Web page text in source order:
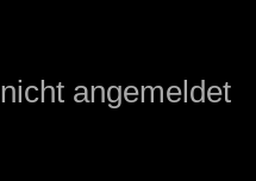
nicht angemeldet